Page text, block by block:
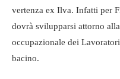
vertenza ex Ilva. Infatti per
dovrà svilupparsi attorno
occupazionale dei
bacino.